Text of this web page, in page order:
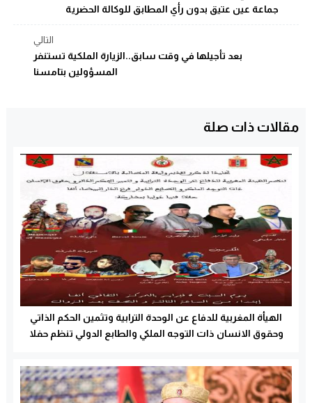
جماعة عين عتيق بدون رأي المطابق للوكالة الحضرية
التالي
بعد تأجيلها في وقت سابق..الزيارة الملكية تستنفر
المسؤولين بتامسنا
مقالات ذات صلة
الهيأة المغربية للدفاع عن الوحدة الترابية وتثمين الحكم الذاتي
وحقوق الانسان ذات التوجه الملكي والطابع الدولي تنظم حفلا